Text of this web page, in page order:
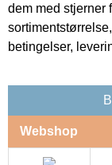
dem med stjerner
betingelser,
Webshop